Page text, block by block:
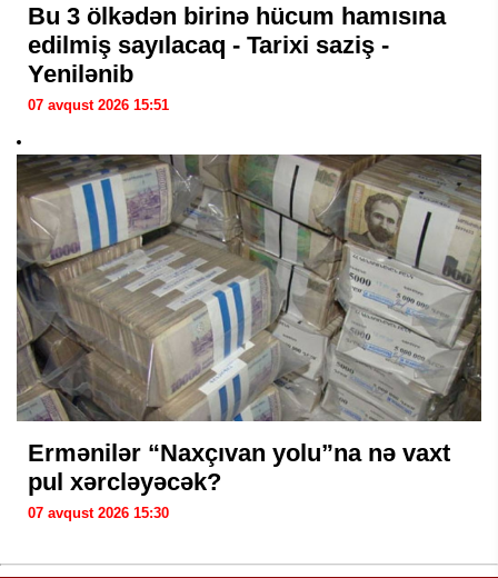
Bu 3 ölkədən birinə hücum hamısına
edilmiş sayılacaq - Tarixi saziş -
Yenilənib
07 avqust 2026 15:51
Ermənilər “Naxçıvan yolu”na nə vaxt
pul xərcləyəcək?
07 avqust 2026 15:30